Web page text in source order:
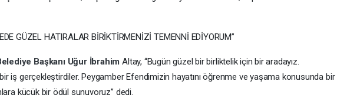
GÜZEL HATIRALAR BİRİKTİRMENİZİ TEMENNİ EDİYORUM”
Başkanı Uğur İbrahimAltay, “Bugün güzel bir birliktelik için bir aradayız.
iş gerçekleştirdiler. Peygamber Efendimizin hayatını öğrenme ve yaşama konusunda bir
küçük bir ödül sunuyoruz” dedi.